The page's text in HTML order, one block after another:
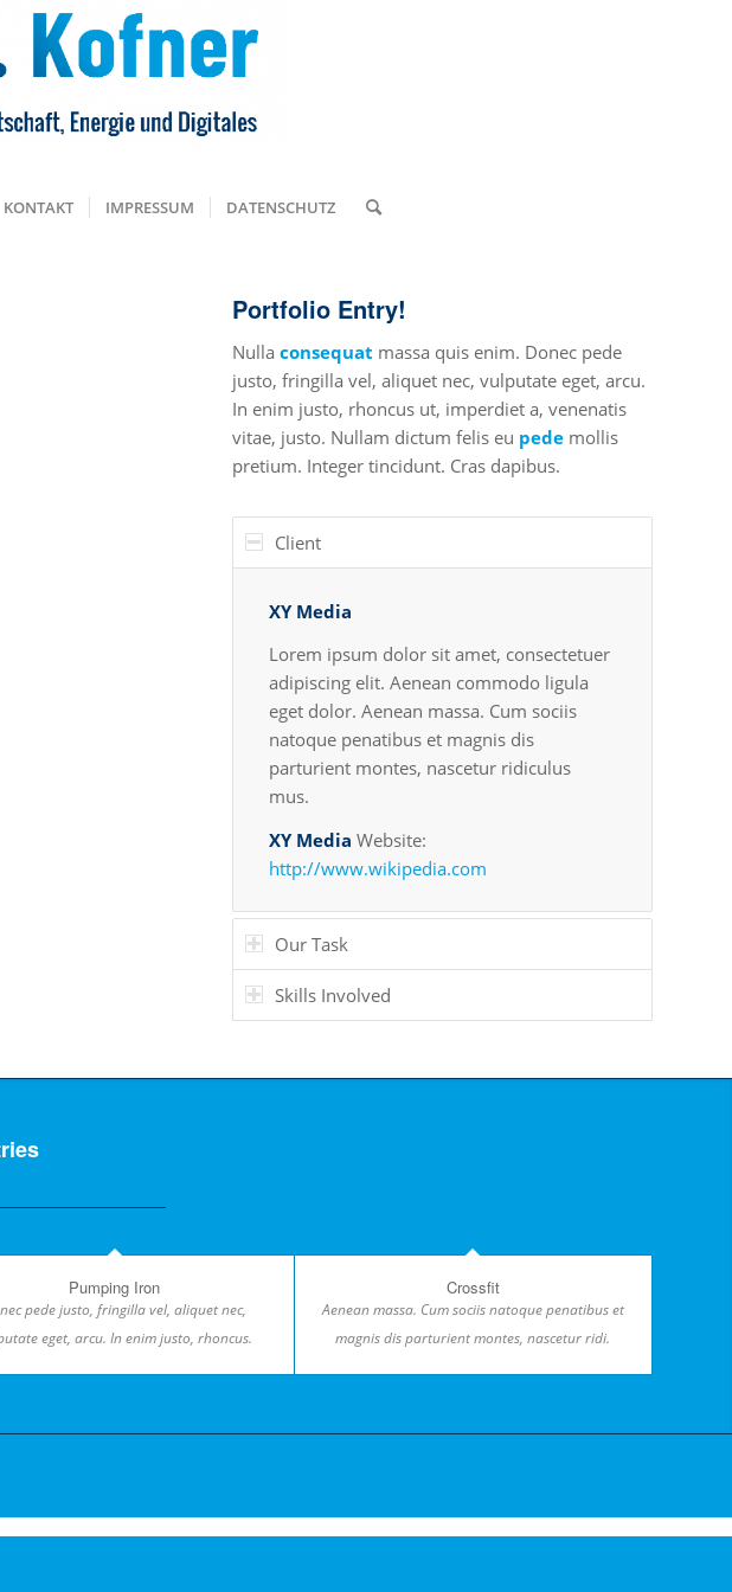
KONTAKT IMPRESSUM DATENSCHUTZ
Portfolio Entry!
Nullaconsequat massa quis enim. Donec pede
justo, fringilla vel, aliquet nec, vulputate eget, arcu.
In enim justo, rhoncus ut, imperdiet a, venenatis
vitae, justo. Nullam dictum felis eu pede mollis
pretium. Integer tincidunt. Cras dapibus.
Client
XY Media
Lorem ipsum dolor sit amet, consectetuer
adipiscing elit. Aenean commodo ligula
eget dolor. Aenean massa. Cum sociis
natoque penatibus et magnis dis
parturient montes, nascetur ridiculus
mus.
XY Media Website:
http://www.wikipedia.com
Our Task
Skills Involved
Pumping Iron
pede justo, fringilla vel, aliquet nec,
eget, arcu. In enim justo, rhoncus.
Crossfit
Aenean massa. Cum sociis natoque penatibus et
magnis dis parturient montes, nascetur ridi.